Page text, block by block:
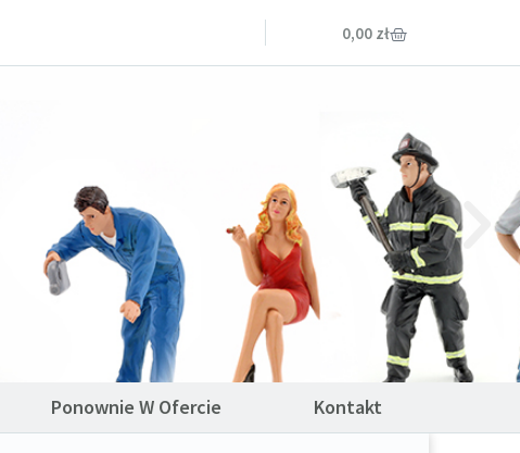
0,00 zł
Ponownie W Ofercie Kontakt